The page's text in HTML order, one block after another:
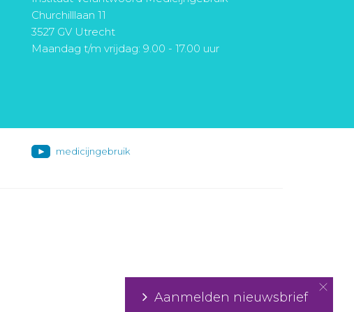
Churchilllaan 11
3527 GV Utrecht
Maandag t/m vrijdag: 9.00 - 17.00 uur
medicijngebruik
Aanmelden nieuwsbrief